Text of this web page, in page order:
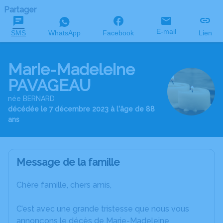
Partager
SMS WhatsApp Facebook E-mail Lien
Marie-Madeleine
PAVAGEAU
née BERNARD
décédée le 7 décembre 2023 à l'âge de 88
ans
Message de la famille
Chère famille, chers amis,
C’est avec une grande tristesse que nous vous
annonçons le décès de Marie-Madeleine